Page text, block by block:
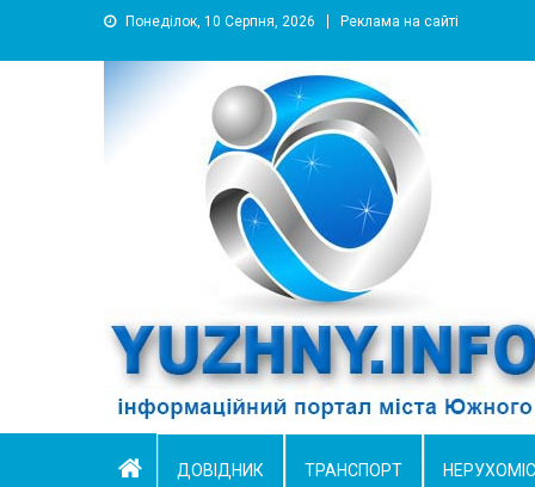
Понеділок, 10 Серпня, 2026 Реклама на сайті
YUZHNY.INFO
информационный портал города Южный
ДОВІДНИК ТРАНСПОРТ